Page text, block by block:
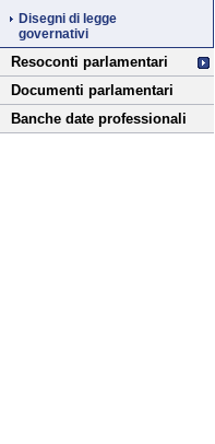
Disegni di legge
governativi
Resoconti parlamentari
Documenti parlamentari
Banche date professionali